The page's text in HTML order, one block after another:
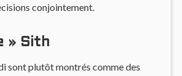
conjointement.
» Sith
sont plutôt montrés comme des